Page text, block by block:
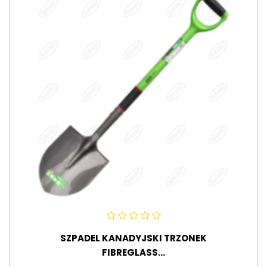
SZPADEL KANADYJSKI TRZONEK
FIBREGLASS...